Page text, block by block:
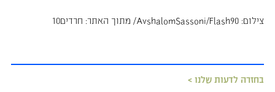
צילום: AvshalomSassoni/Flash90/ מתוך האתר: חרדים10
בחזרה לדעות שלנו >